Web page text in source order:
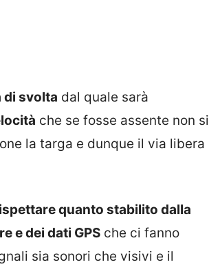
di svolta dal quale sarà
che se fosse assente non si
la targa e dunque il via libera
quanto stabilito dalla
e dei dati GPS che ci fanno
sia sonori che visivi e il